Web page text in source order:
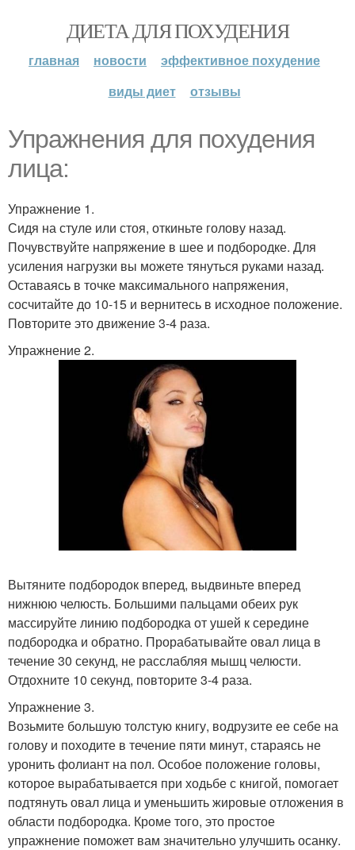
ДИЕТА ДЛЯ ПОХУДЕНИЯ
главная новости
эффективное похудение
виды диет
отзывы
Упражнения для похудения
лица:
Упражнение 1.
Сидя на стуле или стоя, откиньте голову назад.
Почувствуйте напряжение в шее и подбородке. Для
усиления нагрузки вы можете тянуться руками назад.
Оставаясь в точке максимального напряжения,
сосчитайте до 10-15 и вернитесь в исходное положение.
Повторите это движение 3-4 раза.
Упражнение 2.
Вытяните подбородок вперед, выдвиньте вперед
нижнюю челюсть. Большими пальцами обеих рук
массируйте линию подбородка от ушей к середине
подбородка и обратно. Прорабатывайте овал лица в
течение 30 секунд, не расслабляя мышц челюсти.
Отдохните 10 секунд, повторите 3-4 раза.
Упражнение 3.
Возьмите большую толстую книгу, водрузите ее себе на
голову и походите в течение пяти минут, стараясь не
уронить фолиант на пол. Особое положение головы,
которое вырабатывается при ходьбе с книгой, помогает
подтянуть овал лица и уменьшить жировые отложения в
области подбородка. Кроме того, это простое
упражнение поможет вам значительно улучшить осанку.